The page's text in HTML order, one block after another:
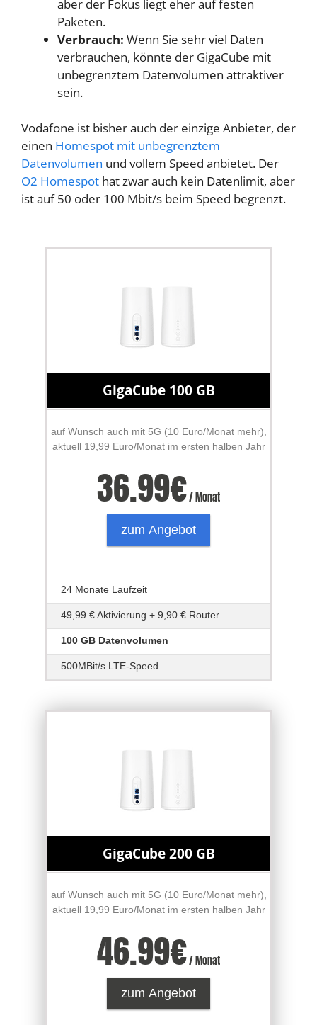
aber der Fokus liegt eher auf festen
Paketen.
Verbrauch: Wenn Sie sehr viel Daten
verbrauchen, könnte der GigaCube mit
unbegrenztem Datenvolumen attraktiver
sein.
Vodafone ist bisher auch der einzige Anbieter, der
einen Homespot mit unbegrenztem
Datenvolumen und vollem Speed anbietet. Der
O2 Homespot hat zwar auch kein Datenlimit, aber
ist auf 50 oder 100 Mbit/s beim Speed begrenzt.
GigaCube 100 GB
auf Wunsch auch mit 5G (10 Euro/Monat mehr),
aktuell 19,99 Euro/Monat im ersten halben Jahr
36.99€/ Monat
zum Angebot
24 Monate Laufzeit
49,99 € Aktivierung + 9,90 € Router
100 GB Datenvolumen
500MBit/s LTE-Speed
GigaCube 200 GB
auf Wunsch auch mit 5G (10 Euro/Monat mehr),
aktuell 19,99 Euro/Monat im ersten halben Jahr
46.99€/ Monat
zum Angebot